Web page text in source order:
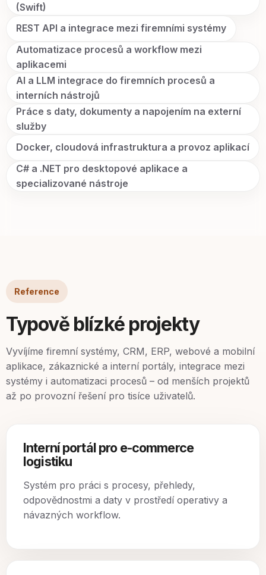
(Swift)
REST API a integrace mezi firemními systémy
Automatizace procesů a workflow mezi
aplikacemi
AI a LLM integrace do firemních procesů a
interních nástrojů
Práce s daty, dokumenty a napojením na externí
služby
Docker, cloudová infrastruktura a provoz aplikací
C# a .NET pro desktopové aplikace a
specializované nástroje
Reference
Typově blízké projekty
Vyvíjíme firemní systémy, CRM, ERP, webové a mobilní
aplikace, zákaznické a interní portály, integrace mezi
systémy i automatizaci procesů – od menších projektů
až po provozní řešení pro tisíce uživatelů.
Interní portál pro e-commerce
logistiku
Systém pro práci s procesy, přehledy,
odpovědnostmi a daty v prostředí operativy a
návazných workflow.